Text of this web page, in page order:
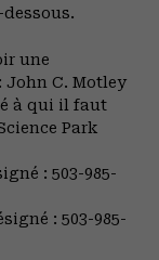
une
C. Motley
à qui il faut
Park
: 503-985-
: 503-985-